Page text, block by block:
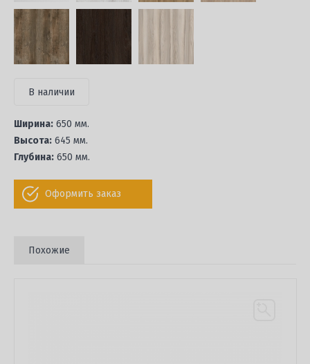
В наличии
Ширина: 650 мм.
Высота: 645 мм.
Глубина: 650 мм.
Оформить заказ
Похожие